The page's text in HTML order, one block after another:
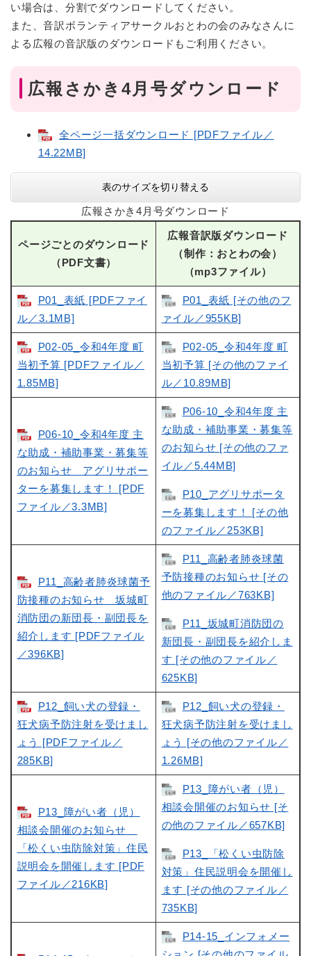
い場合は、分割でダウンロードしてください。
また、音訳ボランティアサークルおとわの会のみなさんに
よる広報の音訳版のダウンロードもご利用ください。
広報さかき4月号ダウンロード
全ページ一括ダウンロード [PDFファイル／
14.22MB]
表のサイズを切り替える
広報さかき4月号ダウンロード
ページごとのダウンロード
（PDF文書）
広報音訳版ダウンロード
（制作：おとわの会）
（mp3ファイル）
P01_表紙 [PDFファイ
ル／3.1MB]
P01_表紙 [その他のフ
ァイル／955KB]
P02-05_令和4年度 町
当初予算 [PDFファイル／
1.85MB]
P02-05_令和4年度 町
当初予算 [その他のファイ
ル／10.89MB]
P06-10_令和4年度 主
な助成・補助事業・募集等
のお知らせ アグリサポー
ターを募集します！ [PDF
ファイル／3.3MB]
P06-10_令和4年度 主
な助成・補助事業・募集等
のお知らせ [その他のファ
イル／5.44MB]
P10_アグリサポータ
ーを募集します！ [その他
のファイル／253KB]
P11_高齢者肺炎球菌予
防接種のお知らせ 坂城町
消防団の新団長・副団長を
紹介します [PDFファイル
／396KB]
P11_高齢者肺炎球菌
予防接種のお知らせ [その
他のファイル／763KB]
P11_坂城町消防団の
新団長・副団長を紹介しま
す [その他のファイル／
625KB]
P12_飼い犬の登録・
狂犬病予防注射を受けまし
ょう [PDFファイル／
285KB]
P12_飼い犬の登録・
狂犬病予防注射を受けまし
ょう [その他のファイル／
1.26MB]
P13_障がい者（児）
相談会開催のお知らせ
「松くい虫防除対策」住民
説明会を開催します [PDF
ファイル／216KB]
P13_障がい者（児）
相談会開催のお知らせ [そ
の他のファイル／657KB]
P13_「松くい虫防除
対策」住民説明会を開催し
ます [その他のファイル／
735KB]
P14-15_インフォメー